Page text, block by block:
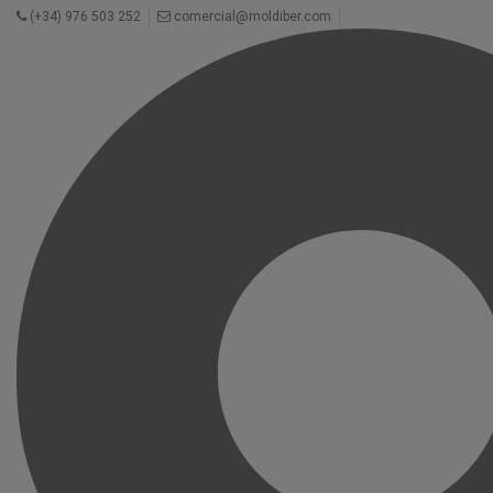
(+34) 976 503 252 comercial@moldiber.com